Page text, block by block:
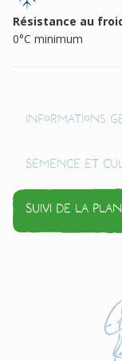
Résistance au
0°C minimum
Informations
Semence et
Suivi de la